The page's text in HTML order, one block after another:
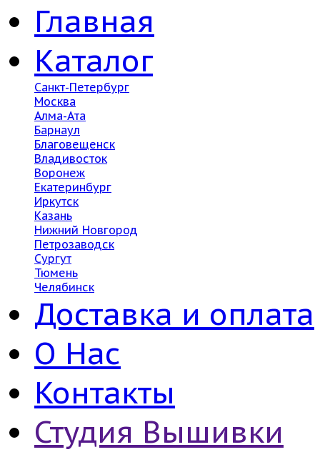
Главная
Каталог
Санкт-Петербург
Москва
Алма-Ата
Барнаул
Благовещенск
Владивосток
Воронеж
Екатеринбург
Иркутск
Казань
Нижний Новгород
Петрозаводск
Сургут
Тюмень
Челябинск
Доставка и оплата
О Нас
Контакты
Студия Вышивки